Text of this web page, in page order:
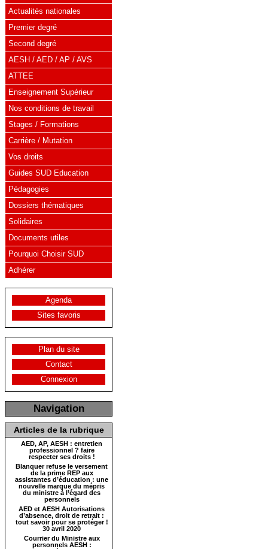
Actualités nationales
Premier degré
Second degré
AESH / AED / AP / AVS
ATTEE
Enseignement Supérieur
Nos conditions de travail
Stages / Formations
Carrière / Mutation
Vos droits
Guides SUD Education
Pédagogies
Dossiers thématiques
Solidaires
Documents utiles
Pourquoi Choisir SUD
Adhérer
Agenda
Sites favoris
Plan du site
Contact
Connexion
Navigation
Articles de la rubrique
AED, AP, AESH : entretien
professionnel ? faire
respecter ses droits !
Blanquer refuse le versement
de la prime REP aux
assistantes d’éducation : une
nouvelle marque du mépris
du ministre à l’égard des
personnels
AED et AESH Autorisations
d’absence, droit de retrait :
tout savoir pour se protéger !
30 avril 2020
Courrier du Ministre aux
personnels AESH :